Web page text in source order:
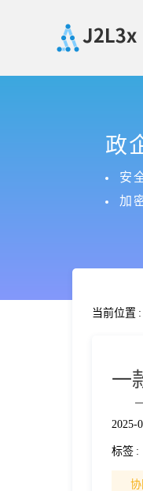
政
安
加
当前位置 :
一
2025-
标签 :